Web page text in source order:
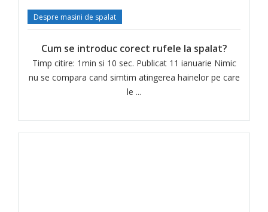
Despre masini de spalat
Cum se introduc corect rufele la spalat?
Timp citire: 1min si 10 sec. Publicat 11 ianuarie Nimic
nu se compara cand simtim atingerea hainelor pe care
le ...